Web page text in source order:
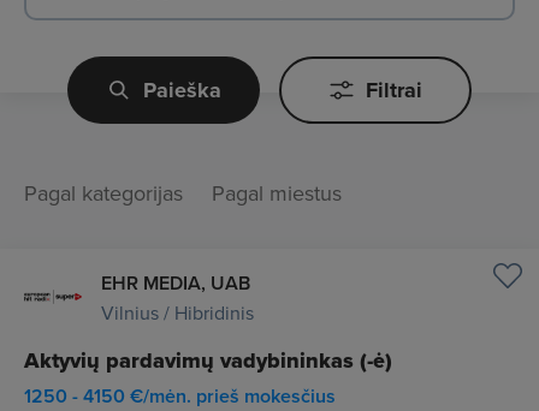
Paieška Filtrai
Pagal kategorijas Pagal miestus
EHR MEDIA, UAB
Vilnius / Hibridinis
Aktyvių pardavimų vadybininkas (-ė)
1250 - 4150 €/mėn. prieš mokesčius